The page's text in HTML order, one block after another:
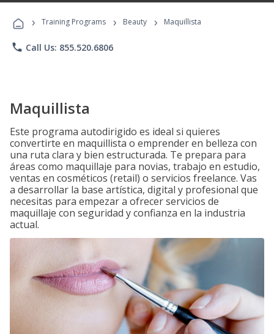
Programs
› Training Programs › Beauty › Maquillista
phone Call Us: 855.520.6806
Maquillista
Este programa autodirigido es ideal si quieres
convertirte en maquillista o emprender en belleza con
una ruta clara y bien estructurada. Te prepara para
áreas como maquillaje para novias, trabajo en estudio,
ventas en cosméticos (retail) o servicios freelance. Vas
a desarrollar la base artística, digital y profesional que
necesitas para empezar a ofrecer servicios de
maquillaje con seguridad y confianza en la industria
actual.